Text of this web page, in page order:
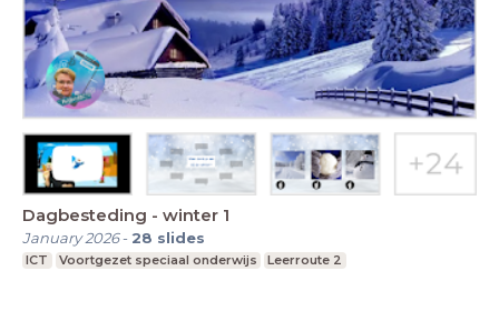
Dagbesteding - winter 1
January 2026- 28 slides
ICT Voortgezet speciaal onderwijs Leerroute 2